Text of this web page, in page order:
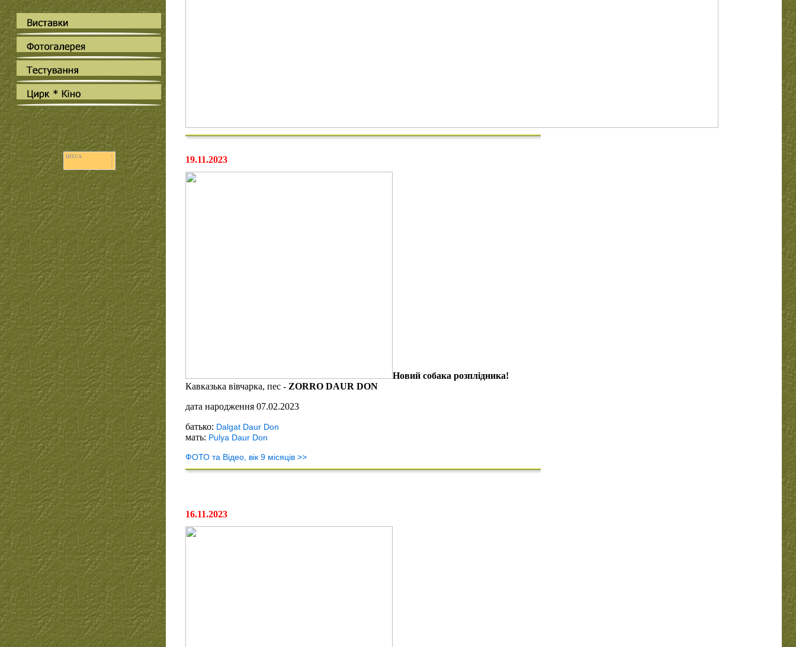
HIT.UA
1
2
2
19.11.2023
Новий собака розплідника!
Кавказька вівчарка, пес - ZORRO DAUR DON
дата народження 07.02.2023
батько: Dalgat Daur Don
мать: Pulya Daur Don
ФОТО та Відео, вік 9 місяців >>
16.11.2023